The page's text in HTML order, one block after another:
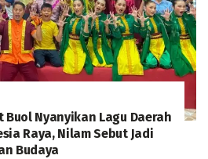
Nyanyikan Lagu Daerah
Raya, Nilam Sebut Jadi
Budaya